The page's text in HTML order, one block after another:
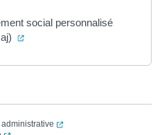
social personnalisé
(ouverture dans un nouvel
(ouverture dans un